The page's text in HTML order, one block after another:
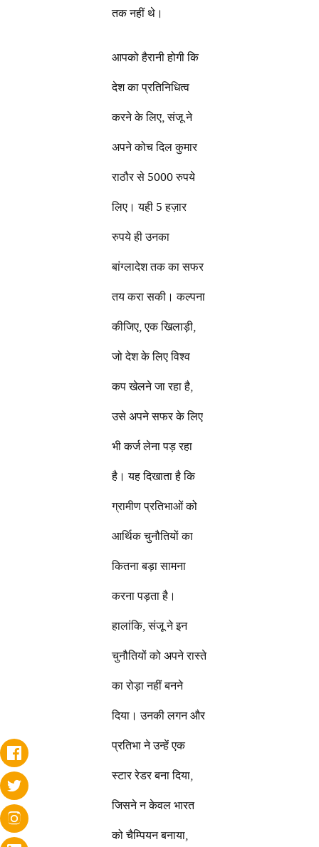
तक नहीं थे।
आपको हैरानी होगी कि
देश का प्रतिनिधित्व
करने के लिए, संजू ने
अपने कोच दिल कुमार
राठौर से 5000 रुपये
लिए। यही 5 हज़ार
रुपये ही उनका
बांग्लादेश तक का सफर
तय करा सकी। कल्पना
कीजिए, एक खिलाड़ी,
जो देश के लिए विश्व
कप खेलने जा रहा है,
उसे अपने सफर के लिए
भी कर्ज लेना पड़ रहा
है। यह दिखाता है कि
ग्रामीण प्रतिभाओं को
आर्थिक चुनौतियों का
कितना बड़ा सामना
करना पड़ता है।
हालांकि, संजू ने इन
चुनौतियों को अपने रास्ते
का रोड़ा नहीं बनने
दिया। उनकी लगन और
प्रतिभा ने उन्हें एक
स्टार रेडर बना दिया,
जिसने न केवल भारत
को चैम्पियन बनाया,